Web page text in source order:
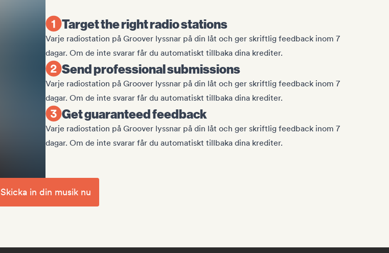
Target the right radio stations
Varje radiostation på Groover lyssnar på din låt och ger skriftlig feedback inom 7
dagar. Om de inte svarar får du automatiskt tillbaka dina krediter.
Send professional submissions
Varje radiostation på Groover lyssnar på din låt och ger skriftlig feedback inom 7
dagar. Om de inte svarar får du automatiskt tillbaka dina krediter.
Get guaranteed feedback
Varje radiostation på Groover lyssnar på din låt och ger skriftlig feedback inom 7
dagar. Om de inte svarar får du automatiskt tillbaka dina krediter.
Skicka in din musik nu